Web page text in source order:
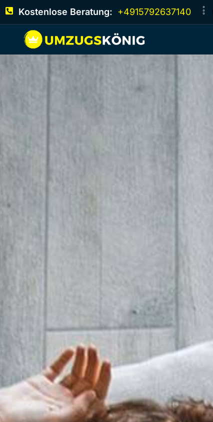
Kostenlose Beratung: +4915792637140